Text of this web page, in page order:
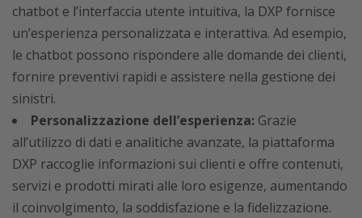
chatbot e l’interfaccia utente intuitiva, la DXP fornisce
un’esperienza personalizzata e interattiva. Ad esempio,
le chatbot possono rispondere alle domande dei clienti,
fornire preventivi rapidi e assistere nella gestione dei
sinistri.
Personalizzazione dell’esperienza: Grazie
all’utilizzo di dati e analitiche avanzate, la piattaforma
DXP raccoglie informazioni sui clienti e offre contenuti,
servizi e prodotti mirati alle loro esigenze, aumentando
il coinvolgimento, la soddisfazione e la fidelizzazione.